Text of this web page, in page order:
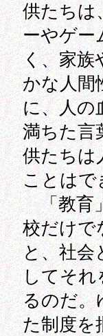
供たちは
ーやゲー
く、家族
かな人間
に、人の
満ちた言
供たちは
ことはで
「教育
校だけで
と、社会
してそれ
るのだ。
た制度を